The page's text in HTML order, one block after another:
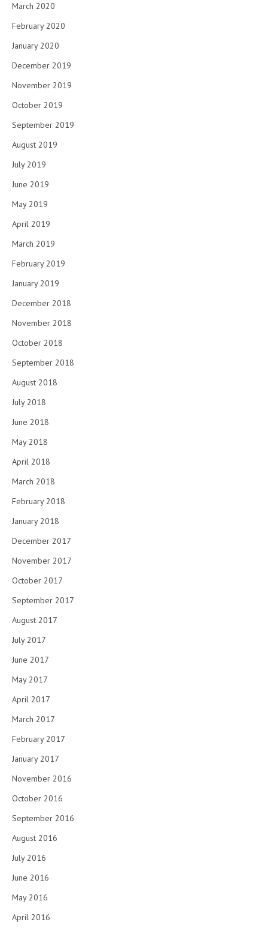
March 2020
February 2020
January 2020
December 2019
November 2019
October 2019
September 2019
August 2019
July 2019
June 2019
May 2019
April 2019
March 2019
February 2019
January 2019
December 2018
November 2018
October 2018
September 2018
August 2018
July 2018
June 2018
May 2018
April 2018
March 2018
February 2018
January 2018
December 2017
November 2017
October 2017
September 2017
August 2017
July 2017
June 2017
May 2017
April 2017
March 2017
February 2017
January 2017
November 2016
October 2016
September 2016
August 2016
July 2016
June 2016
May 2016
April 2016